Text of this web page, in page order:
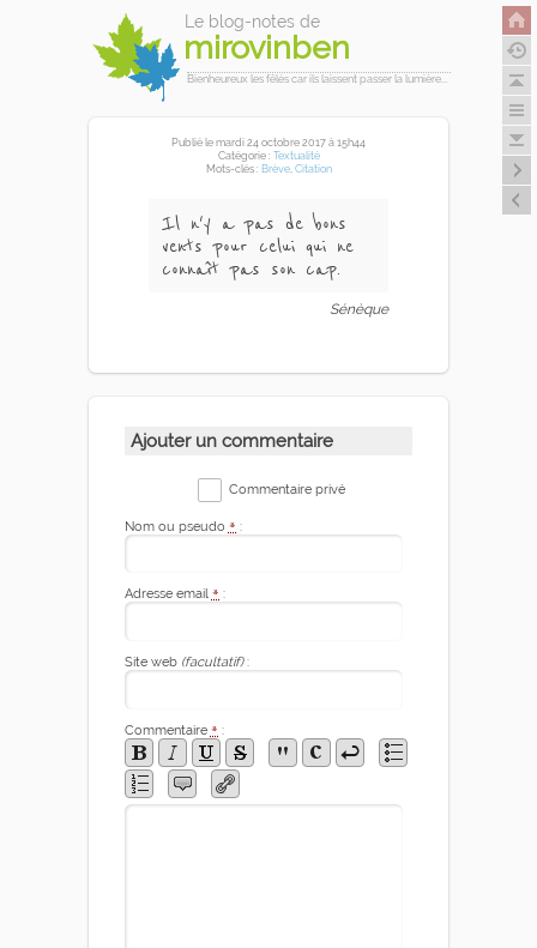
Le blog-notes de
mirovinben
Bienheureux les fêlés car ils laissent passer la lumière...
Publiéle mardi 24 octobre 2017à 15h44
Catégorie : Textualité
Mots-clés : Brève, Citation
Il n'y a pas de bons
vents pour celui qui ne
connaît pas son cap.
Sénèque
Ajouter un commentaire
Commentaire privé
Nom ou pseudo * :
Adresse email * :
Site web (facultatif):
Commentaire * :